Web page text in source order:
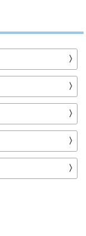
〉
〉
〉
〉
〉